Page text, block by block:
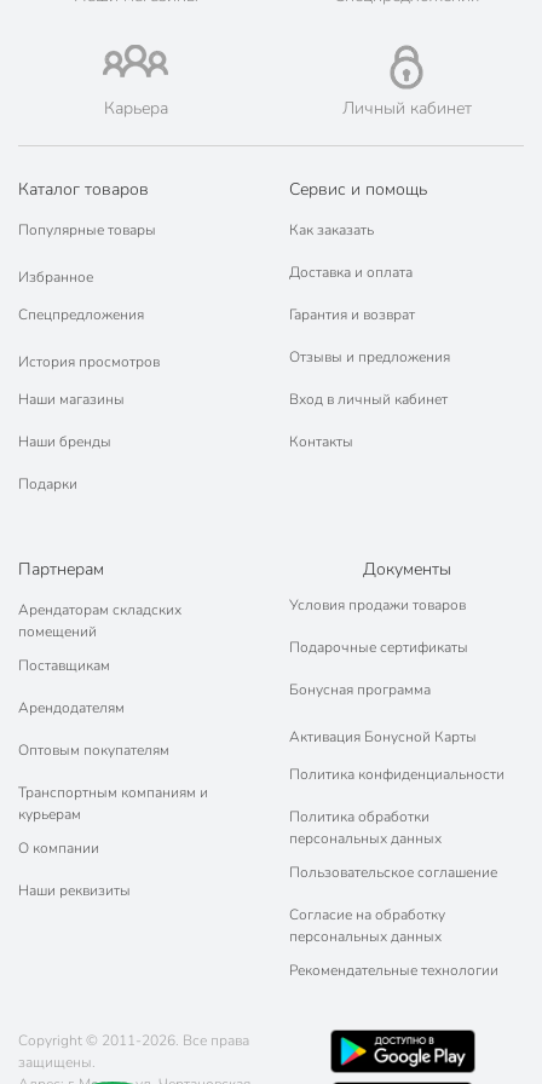
14010
Габариты упаковки
26 x 13 x 11 см
Карьера Личный кабинет
Каталог товаров
Популярные товары
Избранное
Спецпредложения
История просмотров
Наши магазины
Наши бренды
Подарки
Сервис и помощь
Как заказать
Доставка и оплата
Гарантия и возврат
Отзывы и предложения
Вход в личный кабинет
Контакты
Партнерам
Арендаторам складских
помещений
Поставщикам
Арендодателям
Оптовым покупателям
Транспортным компаниям и
курьерам
О компании
Наши реквизиты
Документы
Условия продажи товаров
Подарочные сертификаты
Бонусная программа
Активация Бонусной Карты
Политика конфиденциальности
Политика обработки
персональных данных
Пользовательское соглашение
Согласие на обработку
персональных данных
Рекомендательные технологии
Copyright © 2011-2026. Все права
защищены.